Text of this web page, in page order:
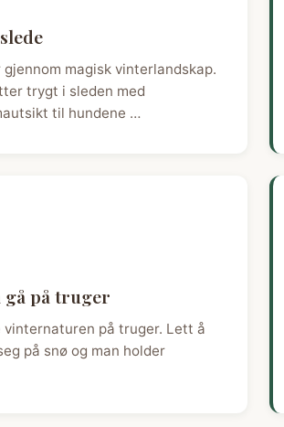
gjennom magisk vinterlandskap.
trygt i sleden med
til hundene …
på truger
vinternaturen på truger. Lett å
på snø og man holder